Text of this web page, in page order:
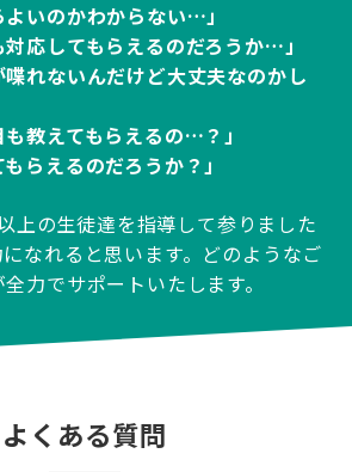
よいのかわからない…」
対応してもらえるのだろうか…」
喋れないんだけど大丈夫なのかし
も教えてもらえるの…？」
らえるのだろうか？」
上の生徒達を指導して参りました
なれると思います。どのようなご
力でサポートいたします。
よくある質問